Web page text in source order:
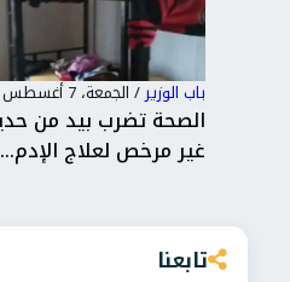
باب الوزير/ الجمعة، 7 أغسطس 2026 7:48 م
غير مرخص لعلاج الإدم...
تابعنا